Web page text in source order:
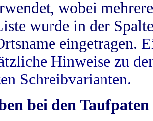
wobei
wurde in der
eingetragen.
Hinweise zu
Schreibvarianten.
bei den Taufpaten